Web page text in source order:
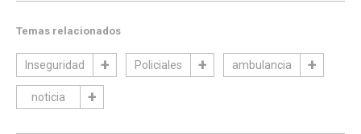
Temas relacionados
Inseguridad Policiales ambulancia
noticia